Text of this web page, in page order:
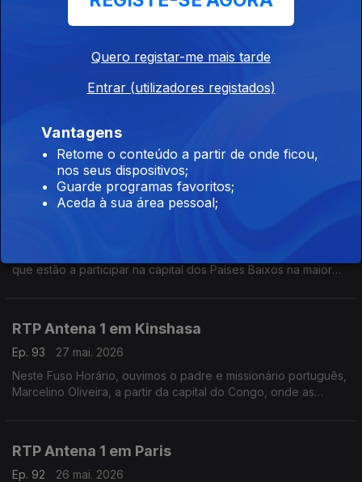
Eduarda Maio conversa com Miguel Borges, engenheiro civil a
viver na Roménia, sobre o ambiente vivido no país após o
RTP Antena 1 em Budapeste
Eduarda Maio conversa com Tiago Hipólito, português que
trabalha na Hungria, sobre a final da Liga dos Campeões que
vai decorrer em Budapeste e ainda sobre a visita do novo
primeiro ministro húngaro a Bruxelas.
RTP Antena 1 em Amesterdão
que estão a participar na capital dos Países Baixos na maior
RTP Antena 1 em Kinshasa
Ep. 93
27 mai. 2026
Neste Fuso Horário, ouvimos o padre e missionário português,
Marcelino Oliveira, a partir da capital do Congo, onde as
RTP Antena 1 em Paris
Ep. 92
26 mai. 2026
Quero registar-me mais tarde
Entrar (utilizadores registados)
Vantagens
Retome o conteúdo a partir de onde ficou,
nos seus dispositivos;
Guarde programas favoritos;
Aceda à sua área pessoal;